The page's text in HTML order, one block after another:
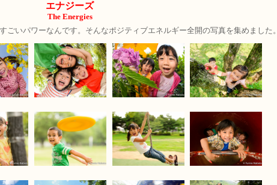
エナジーズ
The Energies
ごいパワーなんです。そんなポジティブエネルギー全開の写真を集めました。